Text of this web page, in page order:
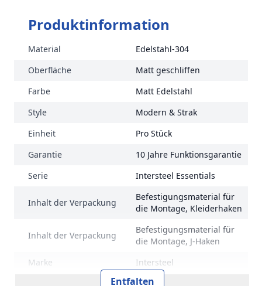
Produktinformation
Material
Edelstahl-304
Oberfläche
Matt geschliffen
Farbe
Matt Edelstahl
Style
Modern & Strak
Einheit
Pro Stück
Garantie
10 Jahre Funktionsgarantie
Serie
Intersteel Essentials
Inhalt der Verpackung
Befestigungsmaterial für
die Montage, Kleiderhaken
Inhalt der Verpackung
Befestigungsmaterial für
die Montage, J-Haken
Marke
Intersteel
Entfalten